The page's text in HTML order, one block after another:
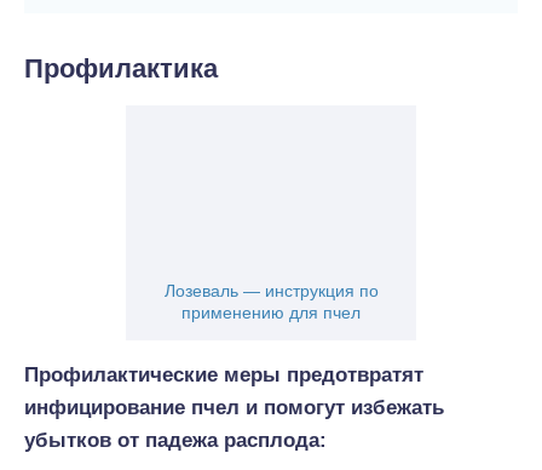
Профилактика
Лозеваль — инструкция по
применению для пчел
Профилактические меры предотвратят
инфицирование пчел и помогут избежать
убытков от падежа расплода: